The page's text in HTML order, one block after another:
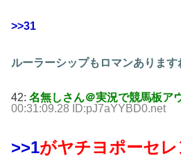
>>31
ルーラーシップもロマンあります
42: 名無しさん＠実況で競馬板ア
00:31:09.28 ID:pJ7aYYBD0.net
>>1がヤチヨポーセ